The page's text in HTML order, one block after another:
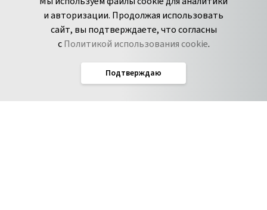
и авторизации. Продолжая использовать
сайт, вы подтверждаете, что согласны
сПолитикой использования cookie.
Подтверждаю
пн-пт с 9 до 18 часов (Мск)
Сообщить об
уязвимости
Spark
Дзен
Соглашение об обработке данных